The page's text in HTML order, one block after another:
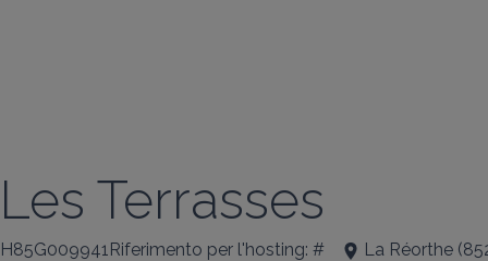
Les Terrasses
H85G009941Riferimento per l'hosting: # La Réorthe (